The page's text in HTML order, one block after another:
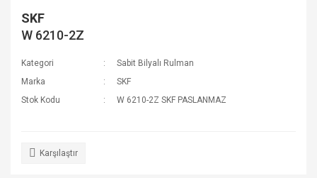
SKF
W 6210-2Z
Kategori
Sabit Bilyalı Rulman
Marka
SKF
Stok Kodu
W 6210-2Z SKF PASLANMAZ
Karşılaştır